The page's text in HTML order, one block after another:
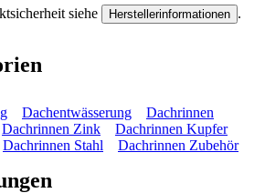
siehe Herstellerinformationen .
Dachentwässerung
Dachrinnen
Dachrinnen Zink
Dachrinnen Kupfer
Dachrinnen Stahl Dachrinnen Zubehör